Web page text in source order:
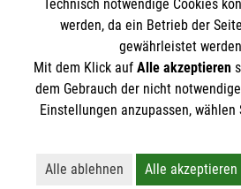
Praxissimulationen. Update:
erhöhten didaktischen
Umsetzung des
2021 der DIVI wurde der
Mediathek
Der Malteser Hilfsdienst e.V. ist als
gemeinnützige Organisation von
Technisch notwendige Cookies
werden, da ein Betrieb der
gewährleistet
Mit dem Klick auf Alle akzeptieren
dem Gebrauch der nicht
Einstellungen anzupassen, wählen
Alle ablehnen Alle akzeptieren